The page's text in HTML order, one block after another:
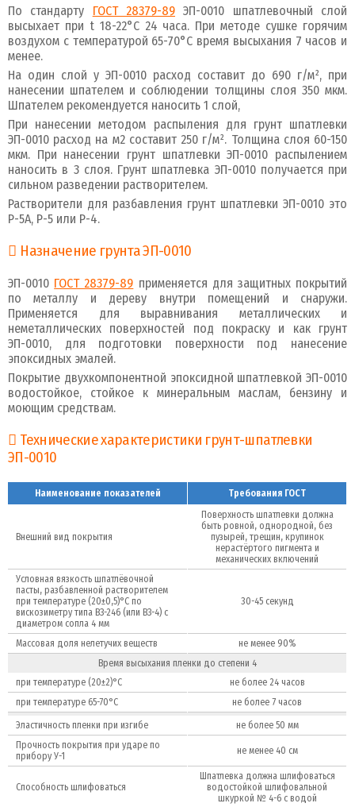
По стандарту ГОСТ 28379-89 ЭП-0010 шпатлевочный слой
высыхает при t 18-22°С 24 часа. При методе сушке горячим
воздухом с температурой 65-70°С время высыхания 7 часов и
менее.
На один слой у ЭП-0010 расход составит до 690 г/м², при
нанесении шпателем и соблюдении толщины слоя 350 мкм.
Шпателем рекомендуется наносить 1 слой,
При нанесении методом распыления для грунт шпатлевки
ЭП-0010 расход на м2 составит 250 г/м². Толщина слоя 60-150
мкм. При нанесении грунт шпатлевки ЭП-0010 распылением
наносить в 3 слоя. Грунт шпатлевка ЭП-0010 получается при
сильном разведении растворителем.
Растворители для разбавления грунт шпатлевки ЭП-0010 это
Р-5А, Р-5 или Р-4.
Назначение грунта ЭП-0010
ЭП-0010 ГОСТ 28379-89 применяется для защитных покрытий
по металлу и дереву внутри помещений и снаружи.
Применяется для выравнивания металлических и
неметаллических поверхностей под покраску и как грунт
ЭП-0010, для подготовки поверхности под нанесение
эпоксидных эмалей.
Покрытие двухкомпонентной эпоксидной шпатлевкой ЭП-0010
водостойкое, стойкое к минеральным маслам, бензину и
моющим средствам.
Технические характеристики грунт-шпатлевки
ЭП-0010
Наименование показателей Требования ГОСТ
Внешний вид покрытия
Поверхность шпатлевки должна
быть ровной, однородной, без
пузырей, трещин, крупинок
нерастёртого пигмента и
механических включений
Условная вязкость шпатлёвочной
пасты, разбавленной растворителем
при температуре (20±0,5)°С по
вискозиметру типа ВЗ-246 (или ВЗ-4) с
диаметром сопла 4 мм
30-45 секунд
Массовая доля нелетучих веществ
не менее 90%
Время высыхания пленки до степени 4
при температуре (20±2)°С
не более 24 часов
при температуре 65-70°С
не более 7 часов
Эластичность пленки при изгибе
не более 50 мм
Прочность покрытия при ударе по
прибору У-1
не менее 40 см
Способность шлифоваться
Шпатлевка должна шлифоваться
водостойкой шлифовальной
шкуркой № 4-6 с водой